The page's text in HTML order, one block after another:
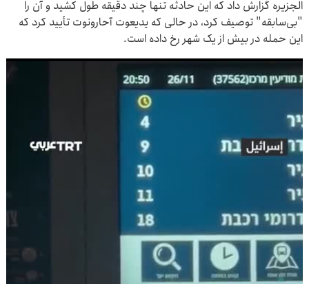
الجزیره گزارش داد که این حادثه تنها چند دقیقه طول کشید و آن را
"بی‌سابقه" توصیف کرد، در حالی که یدیعوت آحارونوت تأیید کرد که
این حمله در بیش از یک شهر رخ داده است.